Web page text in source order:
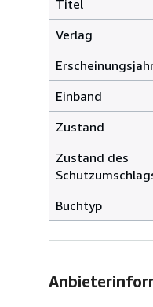
Titel
Verlag
Einband
Zustand
Zustand des
Buchtyp